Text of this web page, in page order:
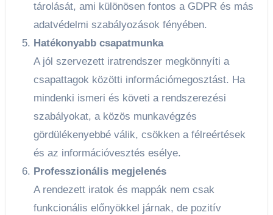
tárolását, ami különösen fontos a GDPR és más
adatvédelmi szabályozások fényében.
Hatékonyabb csapatmunka
A jól szervezett iratrendszer megkönnyíti a
csapattagok közötti információmegosztást. Ha
mindenki ismeri és követi a rendszerezési
szabályokat, a közös munkavégzés
gördülékenyebbé válik, csökken a félreértések
és az információvesztés esélye.
Professzionális megjelenés
A rendezett iratok és mappák nem csak
funkcionális előnyökkel járnak, de pozitív